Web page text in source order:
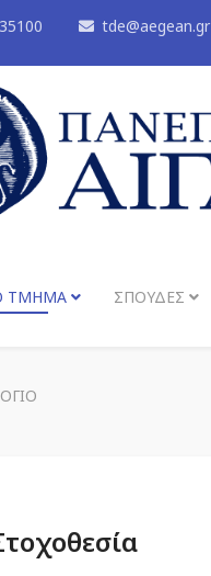
tde@aegean.gr
ΤΜΉΜΑ ΣΠΟΥΔΈΣ